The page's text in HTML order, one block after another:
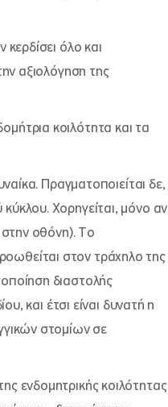
όλο και
αξιολόγηση της
κοιλότητα και τα
Πραγματοποιείται δε,
Χορηγείται, μόνο αν
στην οθόνη). Το
στον τράχηλο της
διαστολής
και έτσι είναι δυνατή η
στομίων σε
ενδομητρικής κοιλότητας